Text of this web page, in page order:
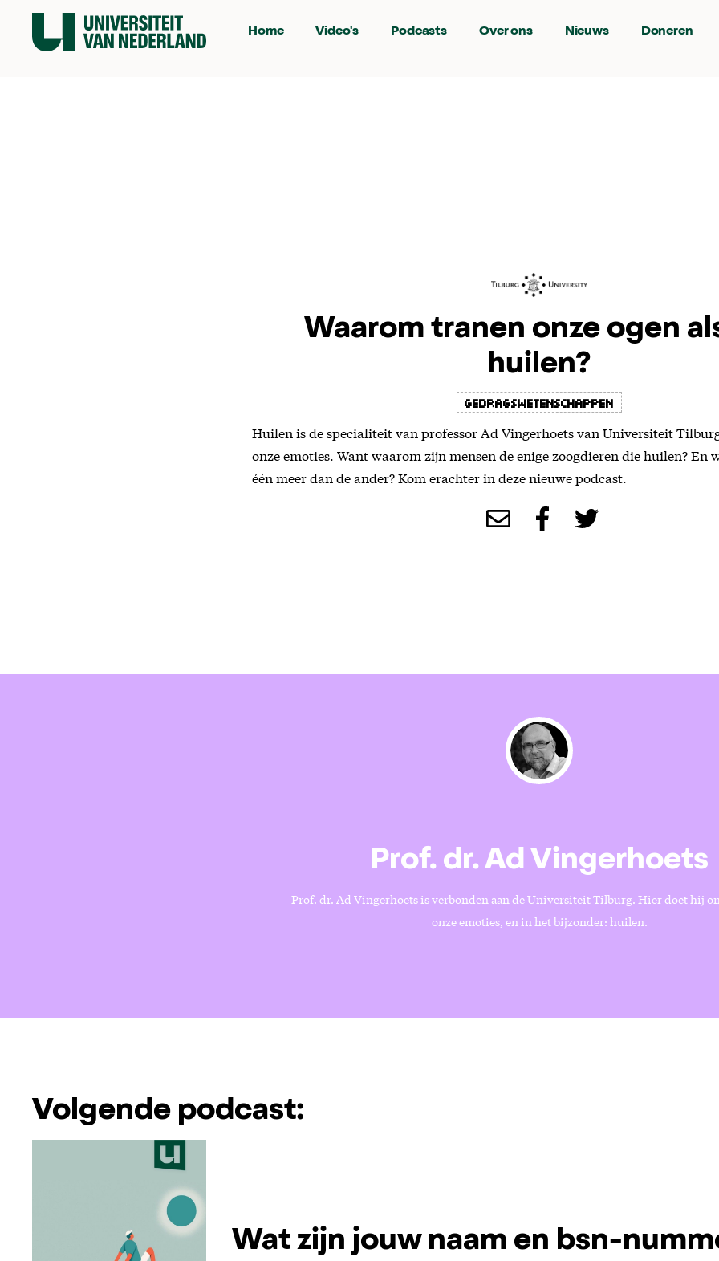
Home Video's Podcasts Over ons Nieuws Doneren
Waarom tranen onze ogen
huilen?
gedragswetenschappen
Huilen is de specialiteit van professor Ad Vingerhoets van Universiteit
onze emoties. Want waarom zijn mensen de enige zoogdieren die huilen? En
één meer dan de ander? Kom erachter in deze nieuwe podcast.
Prof. dr. Ad Vingerhoets
Prof. dr. Ad Vingerhoets is verbonden aan de Universiteit Tilburg. Hier doet hij
onze emoties, en in het bijzonder: huilen.
Volgende podcast:
Wat zijn jouw naam en bsn-